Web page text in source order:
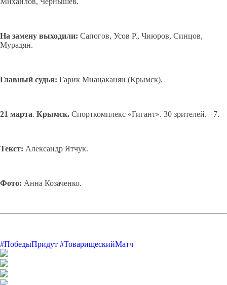
На замену выходили: Сапогов, Усов Р., Чиюров, Синцов,
Мурадян.
Главный судья: Гарик Мнацаканян (Крымск).
21 марта. Крымск. Спорткомплекс «Гигант». 30 зрителей. +7.
Текст: Александр Ятчук.
Фото: Анна Козаченко.
#ПобедыПридут #ТоварищескийМатч